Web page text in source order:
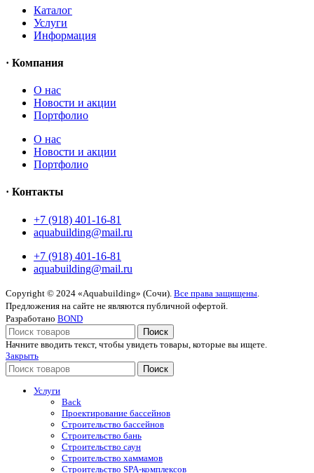
Каталог
Услуги
Информация
· Компания
O нас
Новости и акции
Портфолио
O нас
Новости и акции
Портфолио
· Контакты
+7 (918) 401-16-81
aquabuilding@mail.ru
+7 (918) 401-16-81
aquabuilding@mail.ru
Copyright © 2024 «Aquabuilding» (Сочи). Все права защищены
Предложения на сайте не являются публичной офертой.
Разработано BOND
Поиск
Начните вводить текст, чтобы увидеть товары, которые вы ищете.
Закрыть
Поиск
Услуги
Back
Проектирование бассейнов
Строительство бассейнов
Строительство бань
Строительство саун
Строительство хаммамов
Строительство SPA-комплексов